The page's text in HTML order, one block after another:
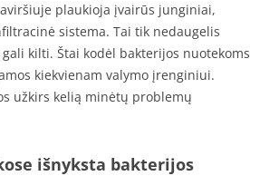
plaukioja įvairūs junginiai,
sistema. Tai tik nedaugelis
kilti. Štai kodėl bakterijos nuotekoms
kiekvienam valymo įrenginiui.
užkirs kelią minėtų problemų
išnyksta bakterijos